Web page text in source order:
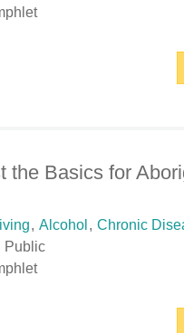
the Basics for
, Alcohol , Chronic
Public